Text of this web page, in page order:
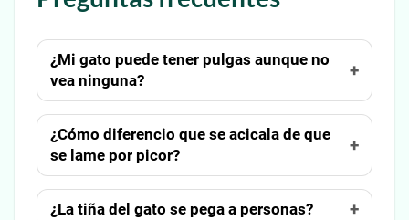
¿Mi gato puede tener pulgas aunque no
vea ninguna?
¿Cómo diferencio que se acicala de que
se lame por picor?
¿La tiña del gato se pega a personas?